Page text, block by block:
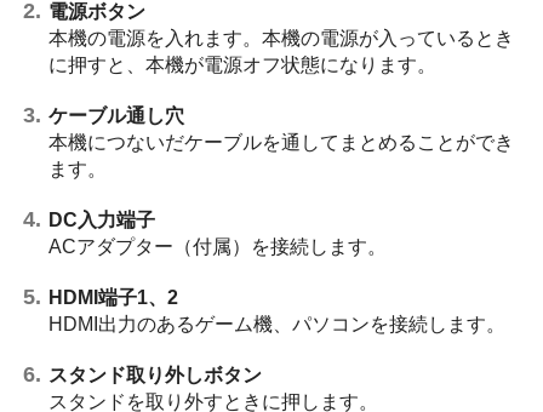
電源ボタン
本機の電源を入れます。本機の電源が入っているとき
に押すと、本機が電源オフ状態になります。
ケーブル通し穴
本機につないだケーブルを通してまとめることができ
ます。
DC入力端子
ACアダプター（付属）を接続します。
HDMI 端子1、2
HDMI 出力のあるゲーム機、パソコンを接続します。
スタンド取り外しボタン
スタンドを取り外すときに押します。